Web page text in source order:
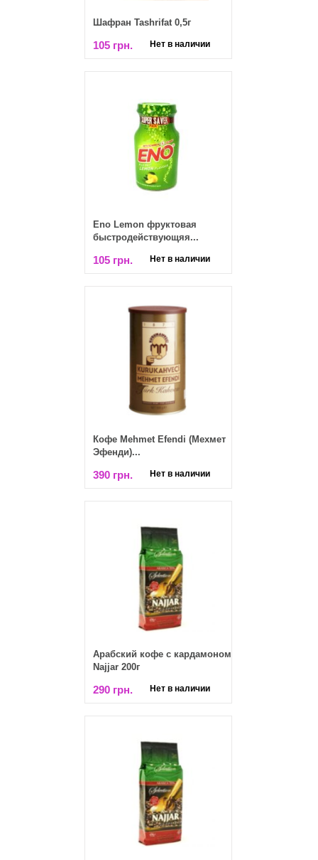
Шафран Tashrifat 0,5г
105 грн. Нет в наличии
Еno Lemon фруктовая
быстродействующяя...
105 грн. Нет в наличии
Кофе Mehmet Efendi (Мехмет
Эфенди)...
390 грн. Нет в наличии
Арабский кофе с кардамоном
Najjar 200г
290 грн. Нет в наличии